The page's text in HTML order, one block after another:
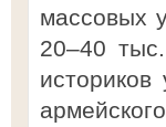
массовых
20–40